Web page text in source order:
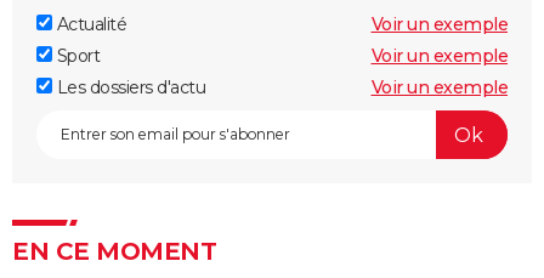
Actualité
Voir un exemple
Sport
Voir un exemple
Les dossiers d'actu
Voir un exemple
EN CE MOMENT